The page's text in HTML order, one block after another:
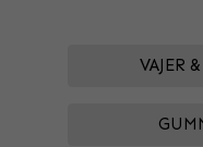
VAJER